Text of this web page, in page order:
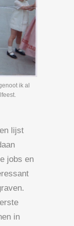
ik al
lijst
jobs en
in